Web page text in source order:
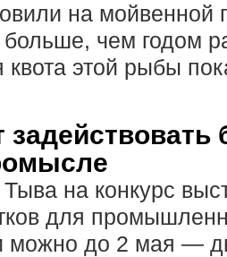
на мойвенной
чем годом
квота этой рыбы
задействовать
на конкурс
для
можно до 2 мая —